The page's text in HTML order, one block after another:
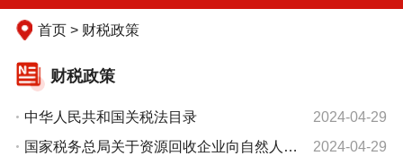
首页 > 财税政策
财税政策
中华人民共和国关税法目录
2024-04-29
国家税务总局关于资源回收企业向自然人报废产品出售者“反向开票”有关事项的公告
2024-04-29